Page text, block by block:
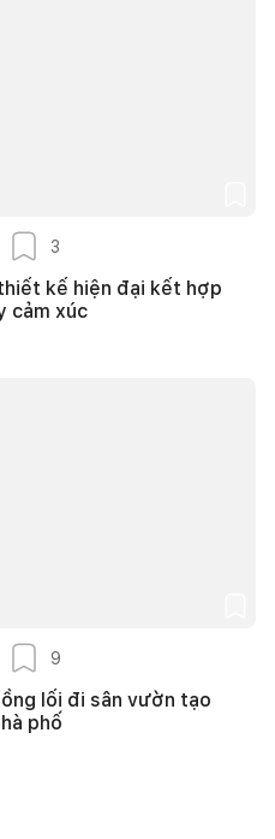
3
kế hiện đại kết hợp
cảm xúc
9
lối đi sân vườn tạo
phố